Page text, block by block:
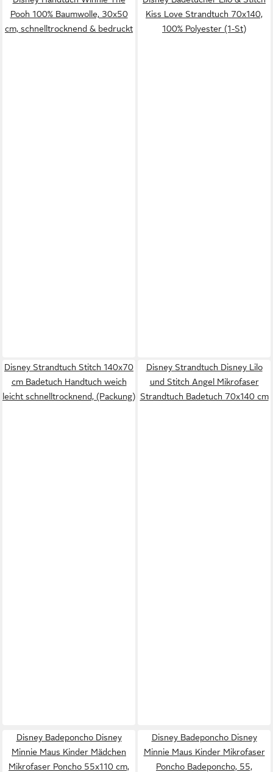
Pooh 100% Baumwolle, 30x50
cm, schnelltrocknend & bedruckt
Kiss Love Strandtuch 70x140,
100% Polyester (1-St)
Disney Strandtuch Stitch 140x70
cm Badetuch Handtuch weich
leicht schnelltrocknend, (Packung)
Disney Strandtuch Disney Lilo
und Stitch Angel Mikrofaser
Strandtuch Badetuch 70x140 cm
Disney Badeponcho Disney
Minnie Maus Kinder Mädchen
Mikrofaser Poncho 55x110 cm,
Disney Badeponcho Disney
Minnie Maus Kinder Mikrofaser
Poncho Badeponcho, 55,